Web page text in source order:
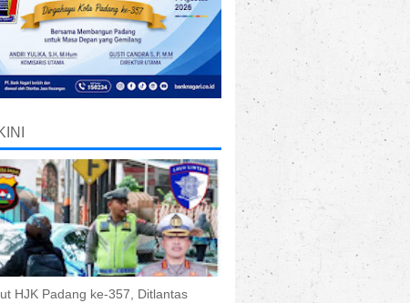
HJK Padang ke-357, Ditlantas